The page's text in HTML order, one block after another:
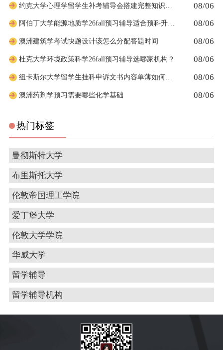
08/06
阿伯丁大学能源地质学26fall预习辅导适合预科升本科吗 08/06
澳洲建筑学考试快题设计该怎么分配答题时间 08/06
杜克大学环境政策科学26fall预习辅导选哪家机构？ 08/06
纽卡斯尔大学留学生挂科申诉文书内容单薄如何充实材料 08/06
澳洲药剂学预习需要哪些化学基础 08/06
热门标签
曼彻斯特大学
布里斯托大学
伦敦帝国理工学院
爱丁堡大学
伦敦大学学院
华威大学
留学辅导
留学辅导机构